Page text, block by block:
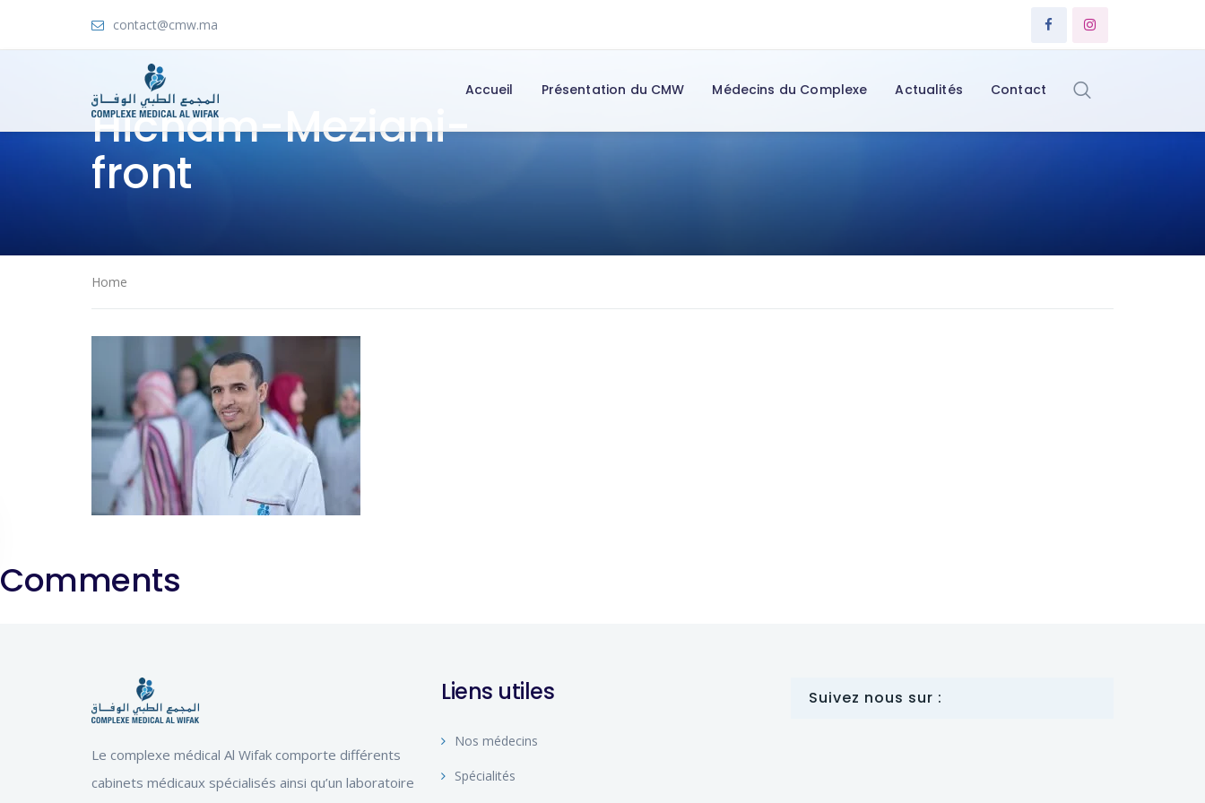
contact@cmw.ma
Accueil Présentation du CMW Médecins du Complexe Actualités Contact
Hicham-Meziani-
front
Home
Comments
Le complexe médical Al Wifak comporte différents
cabinets médicaux spécialisés ainsi qu’un laboratoire
Liens utiles
Nos médecins
Spécialités
Suivez nous sur :